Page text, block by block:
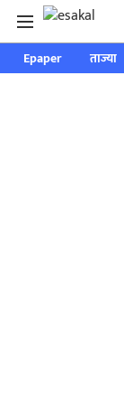
Epaper ताज्या